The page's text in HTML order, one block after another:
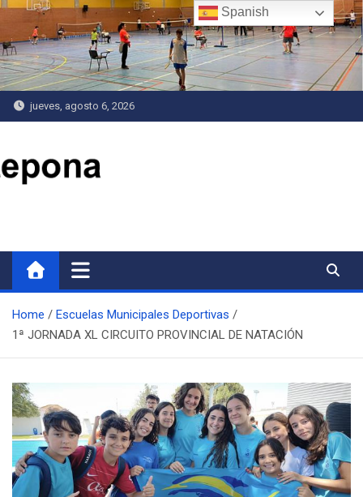
Saltar
contenido
jueves, agosto 6, 2026
Home
Escuelas Municipales Deportivas
1ª JORNADA XL CIRCUITO PROVINCIAL DE NATACIÓN
Spanish